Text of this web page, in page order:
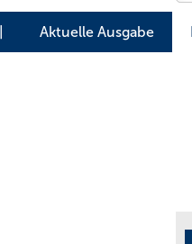
Aktuelle Ausgabe